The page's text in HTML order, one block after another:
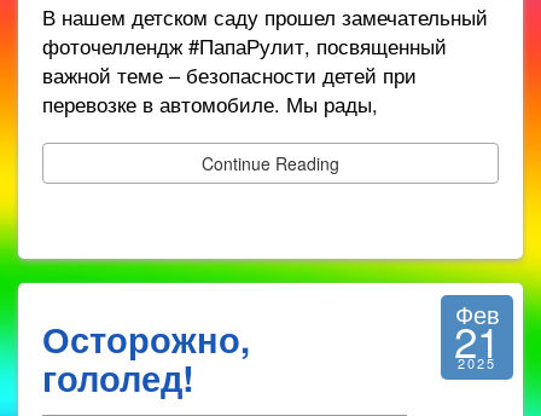
В нашем детском саду прошел замечательный
фоточеллендж #ПапаРулит, посвященный
важной теме – безопасности детей при
перевозке в автомобиле. Мы рады,
Continue Reading
Осторожно,
гололед!
Фев
21
2025